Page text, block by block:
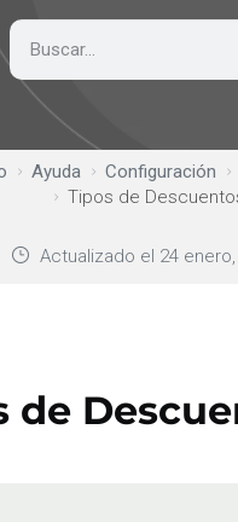
Ayuda Configuración
Tipos de
Actualizado el 24
de